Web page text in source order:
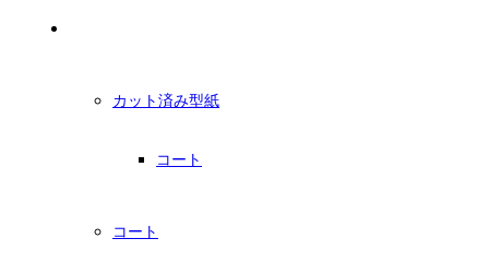
カット済み型紙
コート
コート